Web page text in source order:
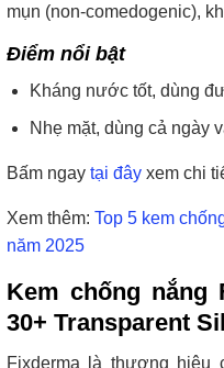
mụn (non-comedogenic),
Điểm nổi bật
Kháng nước tốt, dùng
Nhẹ mặt, dùng cả ngày
Bấm ngay tại đây xem chi
Xem thêm: Top 5 kem
năm 2025
Kem chống nắng
30+ Transparent
Fixderma là thương hiệu